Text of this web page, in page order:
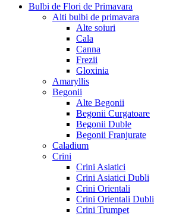
Bulbi de Flori de Primavara
Alti bulbi de primavara
Alte soiuri
Cala
Canna
Frezii
Gloxinia
Amaryllis
Begonii
Alte Begonii
Begonii Curgatoare
Begonii Duble
Begonii Franjurate
Caladium
Crini
Crini Asiatici
Crini Asiatici Dubli
Crini Orientali
Crini Orientali Dubli
Crini Trumpet